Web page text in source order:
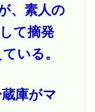
、素人の
て摘発
いる。
庫がマ